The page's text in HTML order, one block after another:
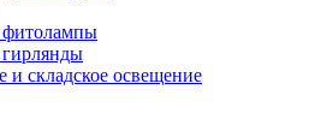
складское освещение